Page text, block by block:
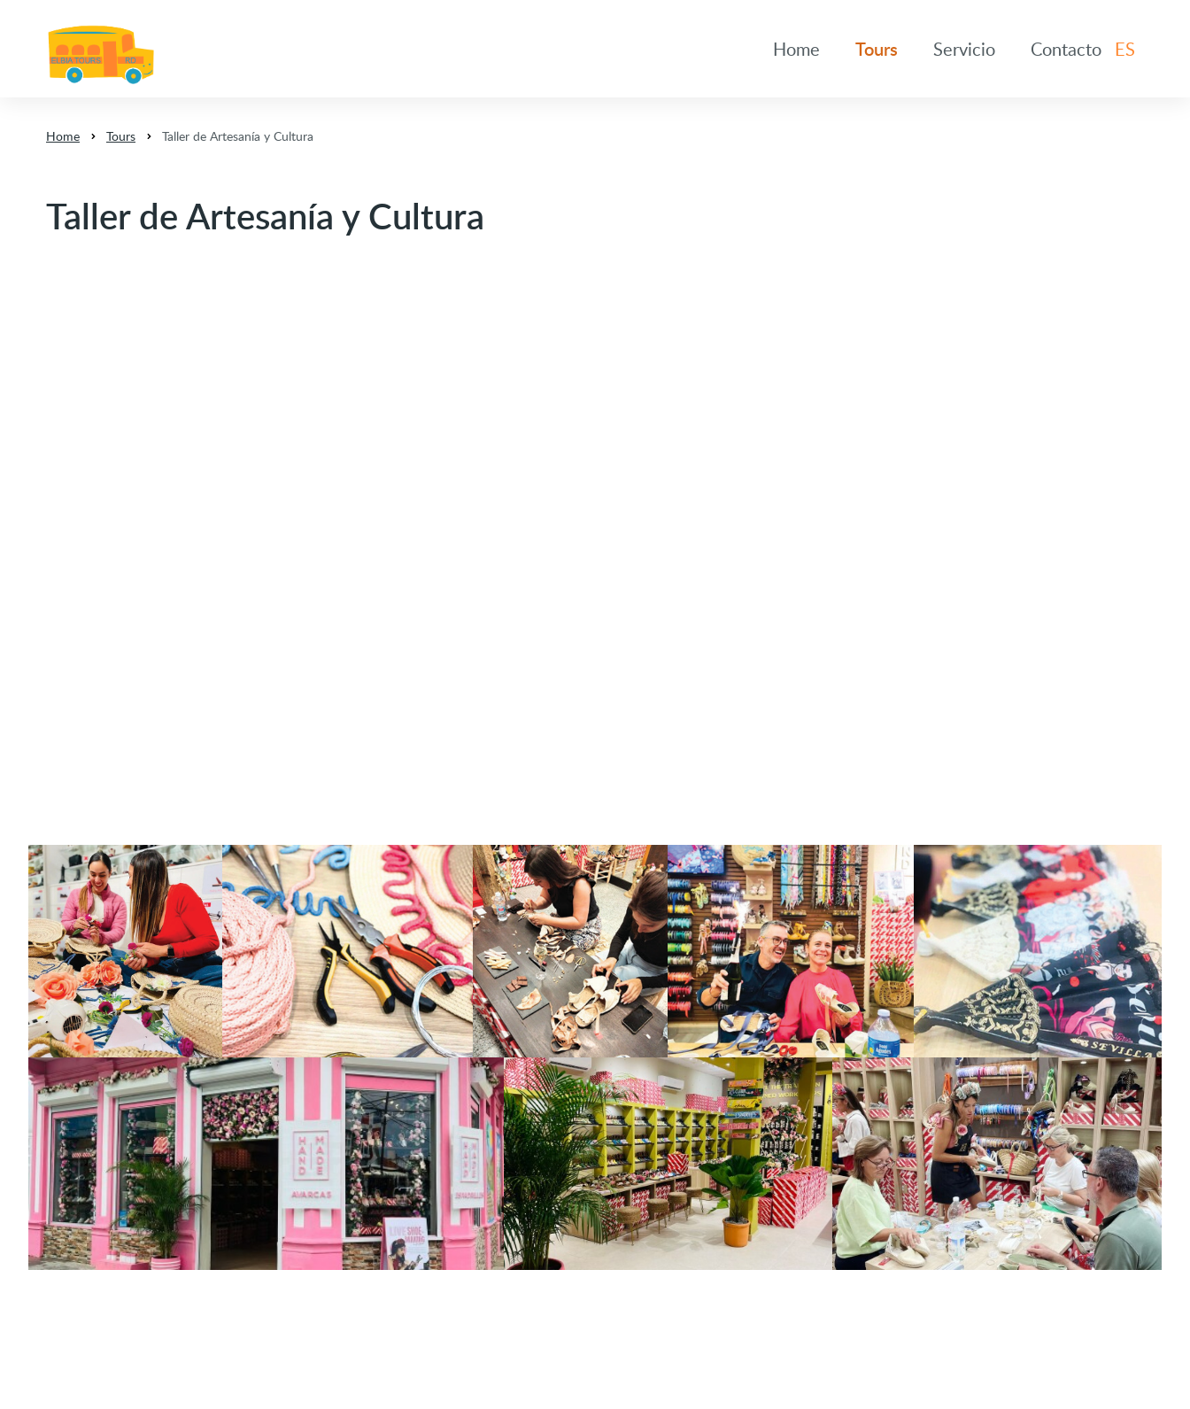
Home Tours Servicio Contacto ES
Home Tours Taller de Artesanía y Cultura
Taller de Artesanía y Cultura